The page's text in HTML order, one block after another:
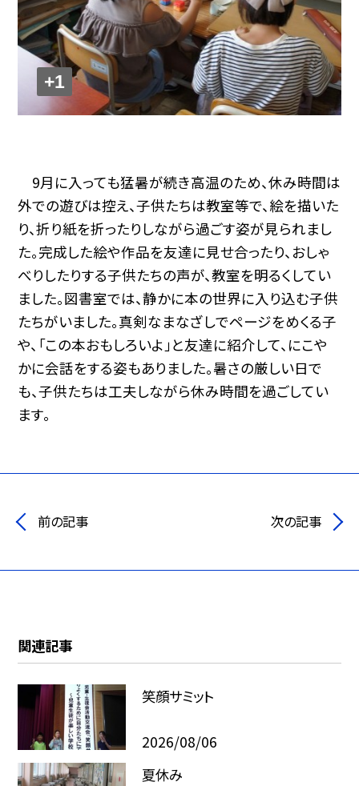
+1
9月に入っても猛暑が続き高温のため、休み時間は
外での遊びは控え、子供たちは教室等で、絵を描いた
り、折り紙を折ったりしながら過ごす姿が見られまし
た。完成した絵や作品を友達に見せ合ったり、おしゃ
べりしたりする子供たちの声が、教室を明るくしてい
ました。図書室では、静かに本の世界に入り込む子供
たちがいました。真剣なまなざしでページをめくる子
や、「この本おもしろいよ」と友達に紹介して、にこや
かに会話をする姿もありました。暑さの厳しい日で
も、子供たちは工夫しながら休み時間を過ごしてい
ます。
前の記事 次の記事
関連記事
笑顔サミット
2026/08/06
夏休み